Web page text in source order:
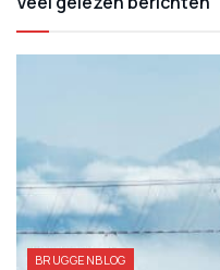
BRUGGENBLOG